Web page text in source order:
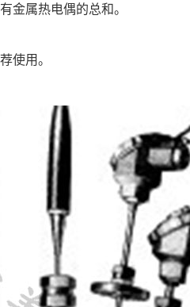
金属热电偶的总和。
使用。